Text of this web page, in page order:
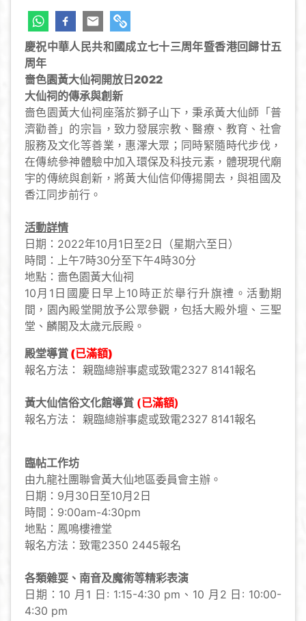
慶祝中華人民共和國成立七十三周年暨香港回歸廿五
周年
嗇色園黃大仙祠開放日2022
大仙祠的傳承與創新
嗇色園黃大仙祠座落於獅子山下，秉承黃大仙師「普
濟勸善」的宗旨，致力發展宗教、醫療、教育、社會
服務及文化等善業，惠澤大眾；同時緊隨時代步伐，
在傳統參神體驗中加入環保及科技元素，體現現代廟
宇的傳統與創新，將黃大仙信仰傳揚開去，與祖國及
香江同步前行。
活動詳情
日期：2022年10月1日至2日（星期六至日）
時間：上午7時30分至下午4時30分
地點：嗇色園黃大仙祠
10月1日國慶日早上10時正於舉行升旗禮。活動期
間，園內殿堂開放予公眾參觀，包括大殿外壇、三聖
堂、麟閣及太歲元辰殿。
殿堂導賞 (已滿額)
報名方法： 親臨總辦事處或致電2327 8141報名
黃大仙信俗文化館導賞 (已滿額)
報名方法： 親臨總辦事處或致電2327 8141報名
臨帖工作坊
由九龍社團聯會黃大仙地區委員會主辦。
日期：9月30日至10月2日
時間：9:00am-4:30pm
地點：鳳鳴樓禮堂
報名方法：致電2350 2445報名
各類雜耍、南音及魔術等精彩表演
日期： 10 月1 日: 1:15-4:30 pm、 10 月2 日: 10:00-
4:30 pm